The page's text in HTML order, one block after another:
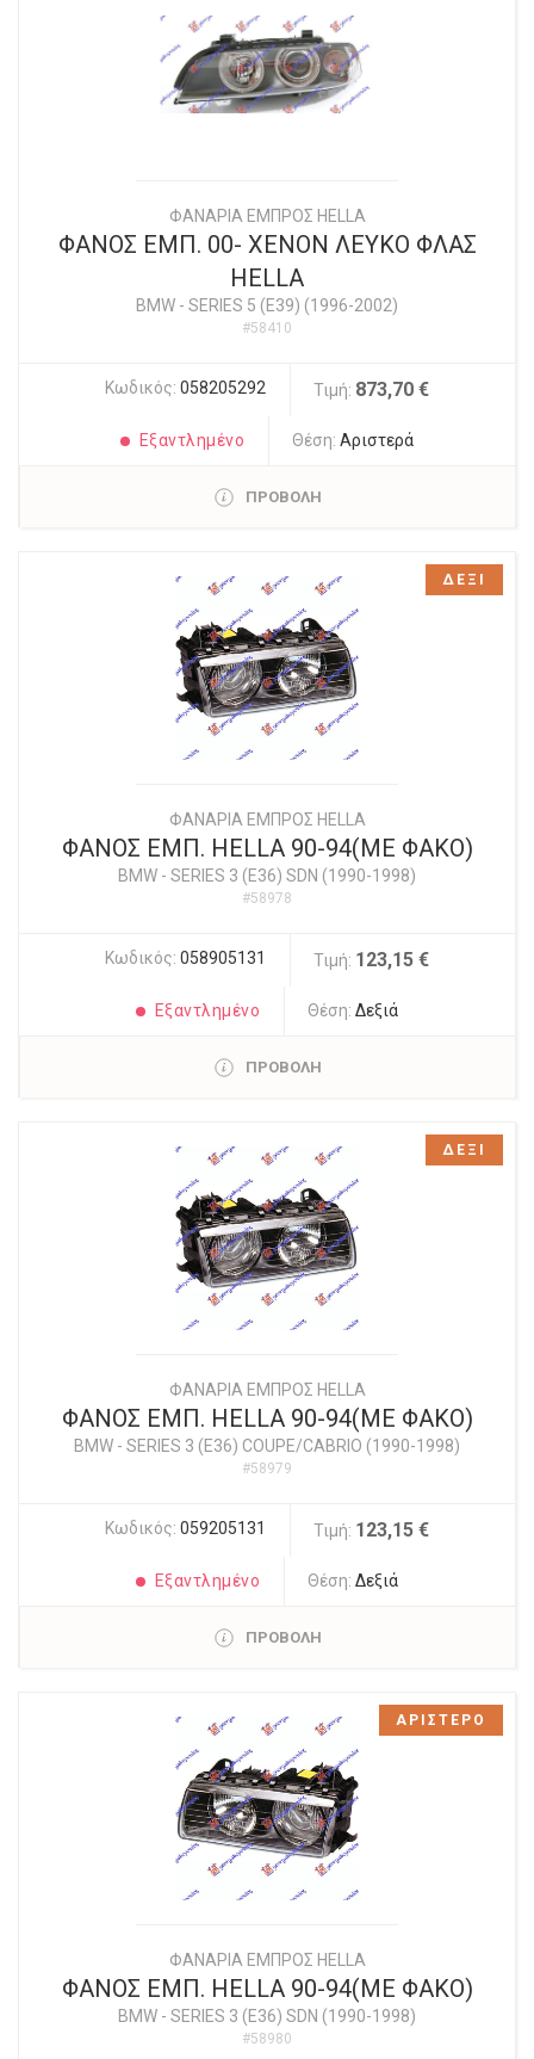
ΦΑΝΑΡΙΑ ΕΜΠΡΟΣ HELLA
ΦΑΝΟΣ ΕΜΠ. 00- XENON ΛΕΥΚΟ ΦΛΑΣ
HELLA
BMW - SERIES 5 (E39) (1996-2002)
#58410
Κωδικός: 058205292 Τιμή: 873,70 €
Εξαντλημένο Θέση:Αριστερά
ΠΡΟΒΟΛΗ
ΦΑΝΑΡΙΑ ΕΜΠΡΟΣ HELLA
ΦΑΝΟΣ ΕΜΠ. HELLA 90-94(ΜΕ ΦΑΚΟ)
BMW - SERIES 3 (E36) SDN (1990-1998)
#58978
Κωδικός: 058905131 Τιμή: 123,15 €
Εξαντλημένο Θέση:Δεξιά
ΠΡΟΒΟΛΗ
ΔΕΞΙ
ΦΑΝΑΡΙΑ ΕΜΠΡΟΣ HELLA
ΦΑΝΟΣ ΕΜΠ. HELLA 90-94(ΜΕ ΦΑΚΟ)
BMW - SERIES 3 (E36) COUPE/CABRIO (1990-1998)
#58979
Κωδικός: 059205131 Τιμή: 123,15 €
Εξαντλημένο Θέση:Δεξιά
ΠΡΟΒΟΛΗ
ΔΕΞΙ
ΦΑΝΑΡΙΑ ΕΜΠΡΟΣ HELLA
ΦΑΝΟΣ ΕΜΠ. HELLA 90-94(ΜΕ ΦΑΚΟ)
BMW - SERIES 3 (E36) SDN (1990-1998)
#58980
ΑΡΙΣΤΕΡΟ